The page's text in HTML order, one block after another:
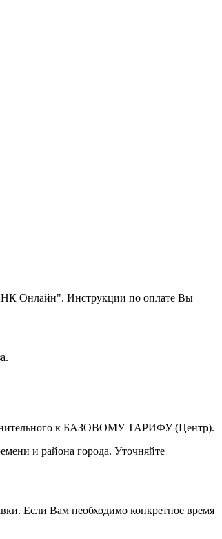
Онлайн". Инструкции по оплате Вы
к БАЗОВОМУ ТАРИФУ (Центр).
и района города. Уточняйте
Если Вам необходимо конкретное время